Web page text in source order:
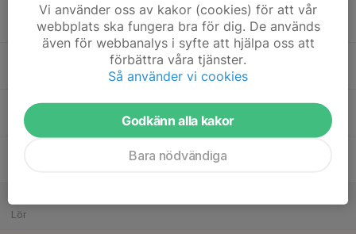
Tor
Lör
Vi använder oss av kakor (cookies) för att vår
webbplats ska fungera bra för dig. De används
även för webbanalys i syfte att hjälpa oss att
förbättra våra tjänster.
Så använder vi cookies
Godkänn alla kakor
Bara nödvändiga